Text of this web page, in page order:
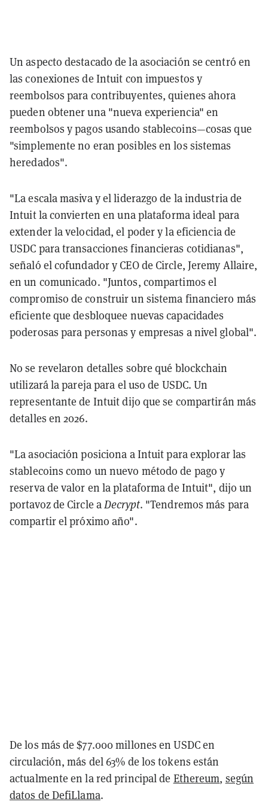
Un aspecto destacado de la asociación se centró en
las conexiones de Intuit con impuestos y
reembolsos para contribuyentes, quienes ahora
pueden obtener una "nueva experiencia" en
reembolsos y pagos usando stablecoins—cosas que
"simplemente no eran posibles en los sistemas
heredados".
"La escala masiva y el liderazgo de la industria de
Intuit la convierten en una plataforma ideal para
extender la velocidad, el poder y la eficiencia de
USDC para transacciones financieras cotidianas",
señaló el cofundador y CEO de Circle, Jeremy Allaire,
en un comunicado. "Juntos, compartimos el
compromiso de construir un sistema financiero más
eficiente que desbloquee nuevas capacidades
poderosas para personas y empresas a nivel global".
No se revelaron detalles sobre qué blockchain
utilizará la pareja para el uso de USDC. Un
representante de Intuit dijo que se compartirán más
detalles en 2026.
"La asociación posiciona a Intuit para explorar las
stablecoins como un nuevo método de pago y
reserva de valor en la plataforma de Intuit", dijo un
portavoz de Circle aDecrypt. "Tendremos más para
compartir el próximo año".
De los más de $77.000 millones en USDC en
circulación, más del 63% de los tokens están
actualmente en la red principal de Ethereum, según
datos de DefiLlama.